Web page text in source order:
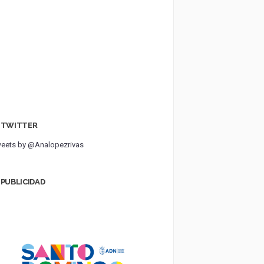
TWITTER
by @Analopezrivas
PUBLICIDAD